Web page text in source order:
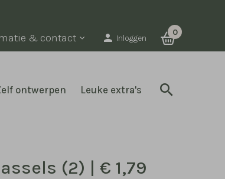
& contact Inloggen
0
ontwerpen Leuke extra's
(2) | € 1,79